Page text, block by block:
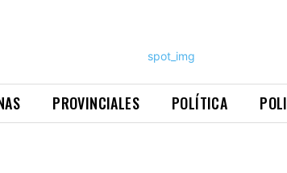
PROVINCIALES POLÍTICA